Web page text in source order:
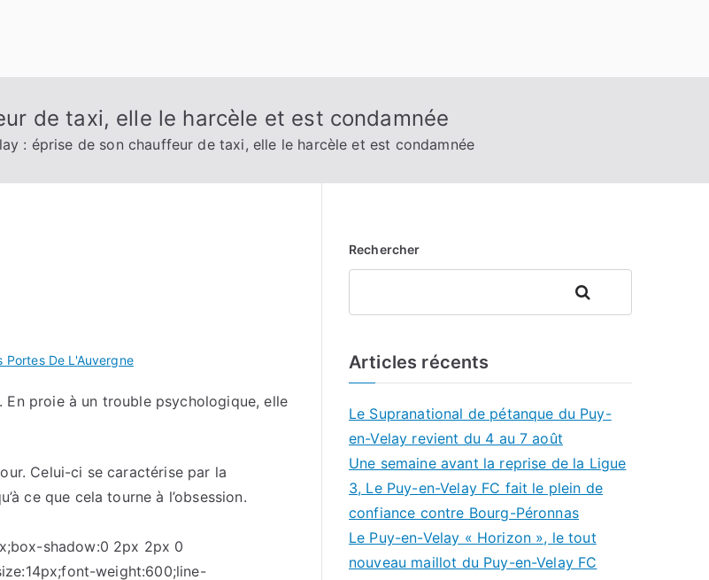
de taxi, elle le harcèle et est condamnée
: éprise de son chauffeur de taxi, elle le harcèle et est condamnée
Portes De L'Auvergne
En proie à un trouble psychologique, elle
Celui-ci se caractérise par la
ce que cela tourne à l’obsession.
shadow:0 2px 2px 0
weight:600;line-
Rechercher
Rechercher
Articles récents
Le Supranational de pétanque du Puy-
en-Velay revient du 4 au 7 août
Une semaine avant la reprise de la Ligue
3, Le Puy-en-Velay FC fait le plein de
confiance contre Bourg-Péronnas
Le Puy-en-Velay « Horizon », le tout
nouveau maillot du Puy-en-Velay FC